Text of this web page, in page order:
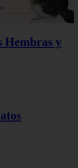
Hembras y